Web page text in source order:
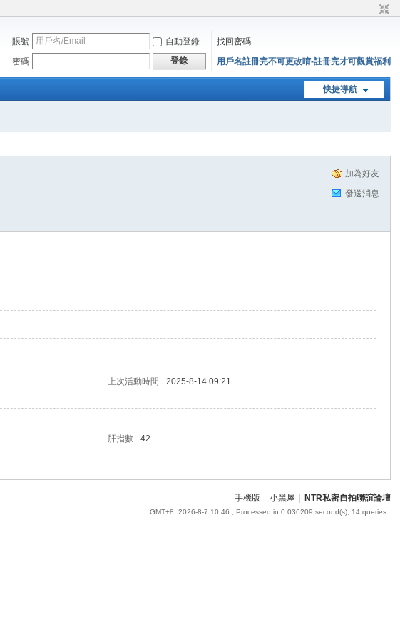
賬號 自動登錄
找回密碼
密碼
登錄 用戶名註冊完不可更改唷-註冊完才可觀賞福利
快捷導航
加為好友
發送消息
上次活動時間
2025-8-14 09:21
肝指數
42
手機版 小黑屋 NTR私密自拍聯誼論壇
GMT+8, 2026-8-7 10:46 , Processed in 0.036209 second(s), 14 queries .